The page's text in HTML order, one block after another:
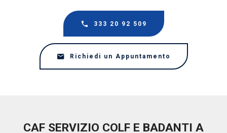
333 20 92 509
Richiedi un Appuntamento
CAF SERVIZIO COLF E BADANTI A